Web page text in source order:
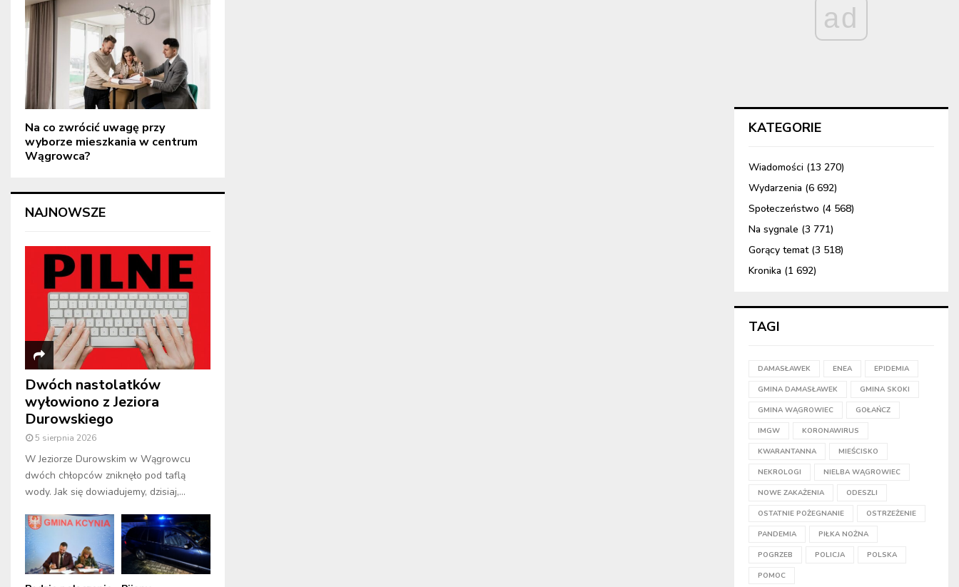
Na co zwrócić uwagę przy
wyborze mieszkania w centrum
Wągrowca?
NAJNOWSZE
Dwóch nastolatków
wyłowiono z Jeziora
Durowskiego
5 sierpnia 2026
W Jeziorze Durowskim w Wągrowcu
dwóch chłopców zniknęło pod taflą
wody. Jak się dowiadujemy, dzisiaj,...
ad
KATEGORIE
Wiadomości (13 270)
Wydarzenia (6 692)
Społeczeństwo (4 568)
Na sygnale (3 771)
Gorący temat(3 518)
Kronika (1 692)
TAGI
DAMASŁAWEK ENEA EPIDEMIA
GMINA DAMASŁAWEK GMINA SKOKI
GMINA WĄGROWIEC GOŁAŃCZ
IMGW KORONAWIRUS
KWARANTANNA MIEŚCISKO
NEKROLOGI NIELBA WĄGROWIEC
NOWE ZAKAŻENIA ODESZLI
OSTATNIE POŻEGNANIE OSTRZEŻENIE
PANDEMIA PIŁKA NOŻNA
POGRZEB POLICJA POLSKA
POMOC